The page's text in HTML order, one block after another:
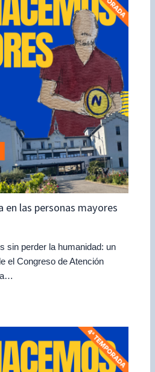
en las personas mayores
sin perder la humanidad: un
el Congreso de Atención